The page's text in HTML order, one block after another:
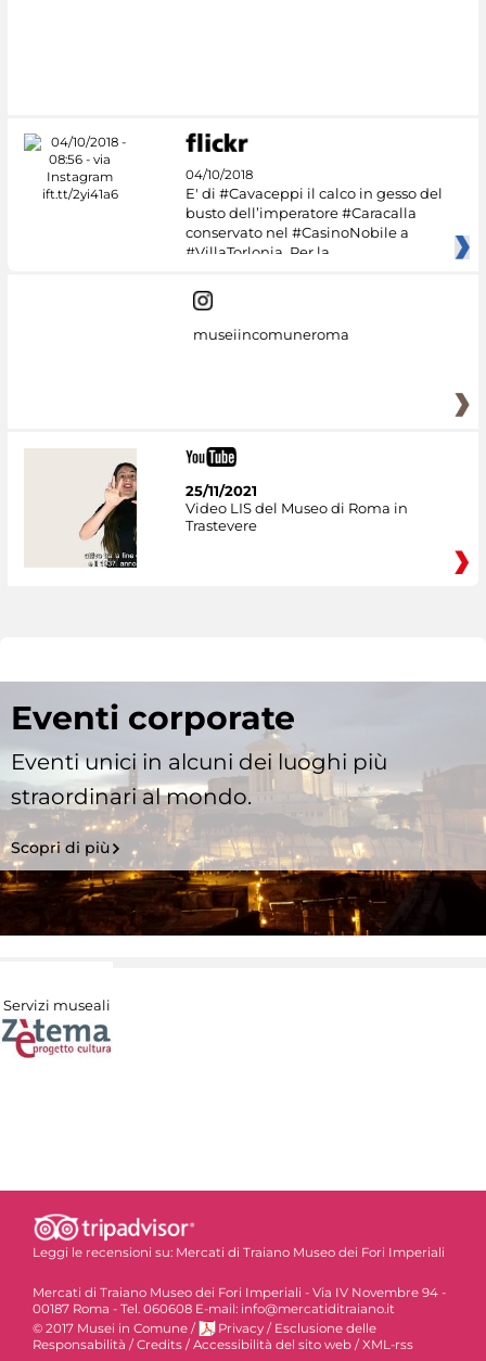
04/10/2018
E' di #Cavaceppi il calco in gesso del
busto dell’imperatore #Caracalla
conservato nel #CasinoNobile a
#VillaTorlonia. Per la
museiincomuneroma
25/11/2021
Video LIS del Museo di Roma in
Trastevere
Eventi corporate
Eventi unici in alcuni dei luoghi più
straordinari al mondo.
Scopri di più
Servizi museali
Leggi le recensioni su: Mercati di Traiano Museo dei Fori Imperiali
Mercati di Traiano Museo dei Fori Imperiali - Via IV Novembre 94 -
00187 Roma - Tel. 060608 E-mail: info@mercatiditraiano.it
© 2017 Musei in Comune / Privacy / Esclusione delle
Responsabilità / Credits / Accessibilità del sito web / XML-rss